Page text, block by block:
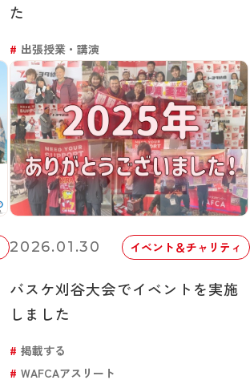
た
出張授業・講演
2026.01.30 イベント＆チャリティ
バスケ刈谷大会でイベントを実施
しました
掲載する
WAFCAアスリート